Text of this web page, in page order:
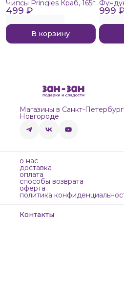
499 ₽
Чипсы Pringles Краб, 165г
В корзину
999
Магазины в Санкт-
Новгороде
о нас
доставка
оплата
способы возврата
оферта
политика
Контакты